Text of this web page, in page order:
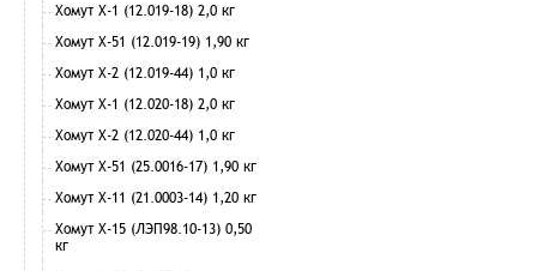
Хомут Х-1 (12.019-18) 2,0 кг
Хомут Х-51 (12.019-19) 1,90 кг
Хомут Х-2 (12.019-44) 1,0 кг
Хомут Х-1 (12.020-18) 2,0 кг
Хомут Х-2 (12.020-44) 1,0 кг
Хомут Х-51 (25.0016-17) 1,90 кг
Хомут Х-11 (21.0003-14) 1,20 кг
Хомут Х-15 (ЛЭП98.10-13) 0,50
кг